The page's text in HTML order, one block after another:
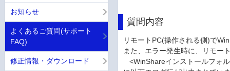
質問内容
リモートPC(操作される側)で
また、エラー発生時に、リモー
<WinShareインストールフォ
お知らせ
よくあるご質問(サポート
FAQ)
修正情報・ダウンロード